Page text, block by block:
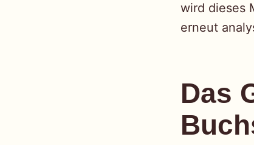
wird dieses
erneut
Das